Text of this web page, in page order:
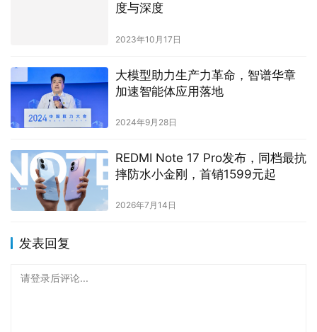
度与深度
2023年10月17日
大模型助力生产力革命，智谱华章
加速智能体应用落地
2024年9月28日
REDMI Note 17 Pro发布，同档最抗
摔防水小金刚，首销1599元起
2026年7月14日
发表回复
请登录后评论...